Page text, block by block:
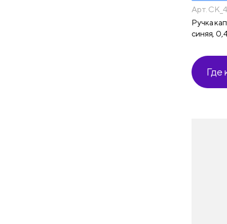
Арт.
Ручка
синяя,
Где